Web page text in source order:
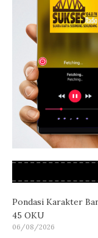
Pondasi Karakter
45 OKU
06/08/2026